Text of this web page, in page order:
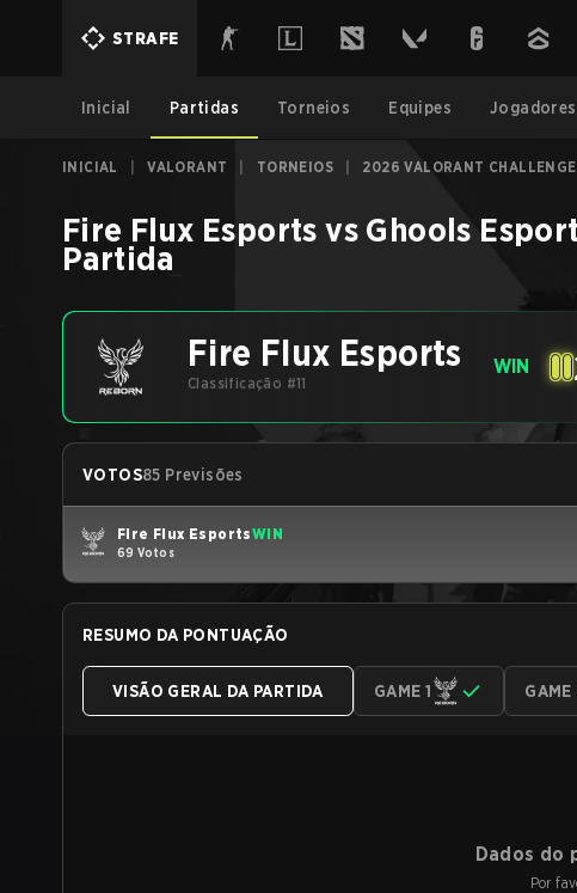
STRAFE
Inicial Partidas Torneios Equipes Jogadores
INICIAL VALORANT TORNEIOS 2026 VALORANT
Fire Flux Esports vs Ghools
Partida
Fire Flux Esports
Classificação #11
WIN
VOTOS85 Previsões
Fire Flux EsportsWIN
69 Votos
RESUMO DA PONTUAÇÃO
VISÃO GERAL DA PARTIDA GAME 1 GAME
Dados do
Por